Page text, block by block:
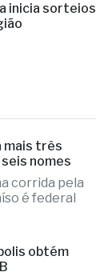
inicia sorteios
mais três
nomes
corrida pela
é federal
obtém